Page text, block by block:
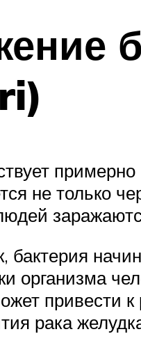
не только
бактерия
организма
привести к
рака